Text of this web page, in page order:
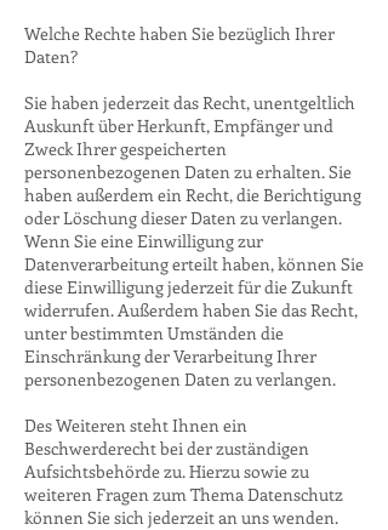
Welche Rechte haben Sie bezüglich Ihrer
Daten?
Sie haben jederzeit das Recht, unentgeltlich
Auskunft über Herkunft, Empfänger und
Zweck Ihrer gespeicherten
personenbezogenen Daten zu erhalten. Sie
haben außerdem ein Recht, die Berichtigung
oder Löschung dieser Daten zu verlangen.
Wenn Sie eine Einwilligung zur
Datenverarbeitung erteilt haben, können Sie
diese Einwilligung jederzeit für die Zukunft
widerrufen. Außerdem haben Sie das Recht,
unter bestimmten Umständen die
Einschränkung der Verarbeitung Ihrer
personenbezogenen Daten zu verlangen.
Des Weiteren steht Ihnen ein
Beschwerderecht bei der zuständigen
Aufsichtsbehörde zu. Hierzu sowie zu
weiteren Fragen zum Thema Datenschutz
können Sie sich jederzeit an uns wenden.